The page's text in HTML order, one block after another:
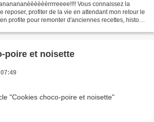
Vous connaissez la
reposer, profiter de la vie en attendant mon retour le
profite pour remonter d'anciennes recettes, histoire
poire et noisette